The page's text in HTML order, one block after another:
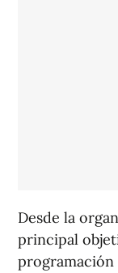
Desde la
principal